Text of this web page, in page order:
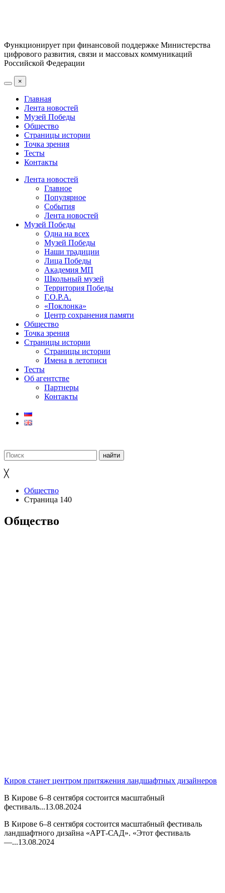
Функционирует при финансовой поддержке Министерства
цифрового развития, связи и массовых коммуникаций
Российской Федерации
×
Главная
Лента новостей
Музей Победы
Общество
Страницы истории
Точка зрения
Тесты
Контакты
Лента новостей
Главное
Популярное
События
Лента новостей
Музей Победы
Одна на всех
Музей Победы
Наши традиции
Лица Победы
Академия МП
Школьный музей
Территория Победы
Г.О.Р.А.
«Поклонка»
Центр сохранения памяти
Общество
Точка зрения
Страницы истории
Страницы истории
Имена в летописи
Тесты
Об агентстве
Партнеры
Контакты
╳
Общество
Страница 140
Общество
Киров станет центром притяжения ландшафтных дизайнеров
В Кирове 6–8 сентября состоится масштабный
фестиваль...13.08.2024
В Кирове 6–8 сентября состоится масштабный фестиваль
ландшафтного дизайна «АРТ-САД». «Этот фестиваль
—...13.08.2024